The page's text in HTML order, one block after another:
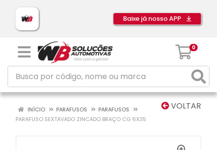
Baixe já nosso APP
0
VOLTAR
INÍCIO PARAFUSOS
PARAFUSOS
PARAFUSO SEXTAVADO ZINCADO BRAÇO CG 6X35